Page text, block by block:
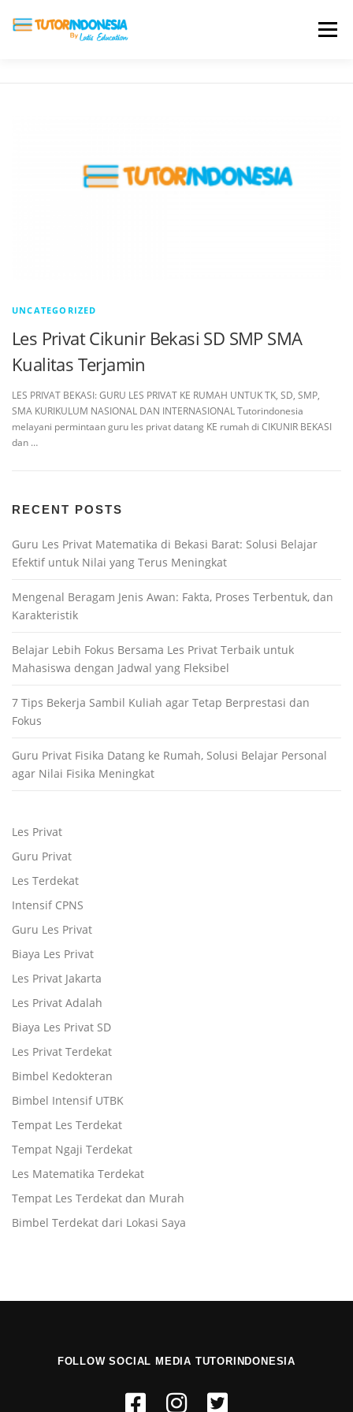
Menu
UNCATEGORIZED
Les Privat Cikunir Bekasi SD SMP SMA
Kualitas Terjamin
LES PRIVAT BEKASI: GURU LES PRIVAT KE RUMAH UNTUK TK, SD, SMP,
SMA KURIKULUM NASIONAL DAN INTERNASIONAL Tutorindonesia
melayani permintaan guru les privat datang KE rumah di CIKUNIR BEKASI
dan …
RECENT POSTS
Guru Les Privat Matematika di Bekasi Barat: Solusi Belajar
Efektif untuk Nilai yang Terus Meningkat
Mengenal Beragam Jenis Awan: Fakta, Proses Terbentuk, dan
Karakteristik
Belajar Lebih Fokus Bersama Les Privat Terbaik untuk
Mahasiswa dengan Jadwal yang Fleksibel
7 Tips Bekerja Sambil Kuliah agar Tetap Berprestasi dan
Fokus
Guru Privat Fisika Datang ke Rumah, Solusi Belajar Personal
agar Nilai Fisika Meningkat
Les Privat
Guru Privat
Les Terdekat
Intensif CPNS
Guru Les Privat
Biaya Les Privat
Les Privat Jakarta
Les Privat Adalah
Biaya Les Privat SD
Les Privat Terdekat
Bimbel Kedokteran
Bimbel Intensif UTBK
Tempat Les Terdekat
Tempat Ngaji Terdekat
Les Matematika Terdekat
Tempat Les Terdekat dan Murah
Bimbel Terdekat dari Lokasi Saya
FOLLOW SOCIAL MEDIA TUTORINDONESIA